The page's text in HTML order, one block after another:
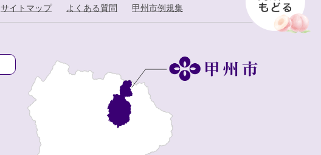
サイトマップ よくある質問 甲州市例規集